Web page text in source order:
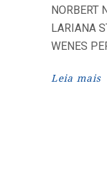
NORBERT
LARIANA
WENES
Leia mais